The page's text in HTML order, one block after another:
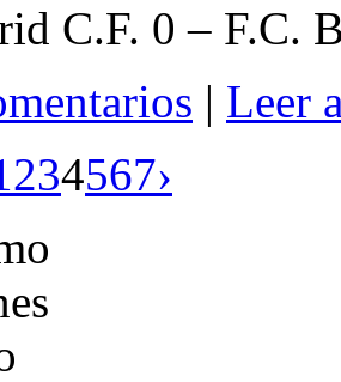
C.F. 0 – F.C.
| Leer
234567›